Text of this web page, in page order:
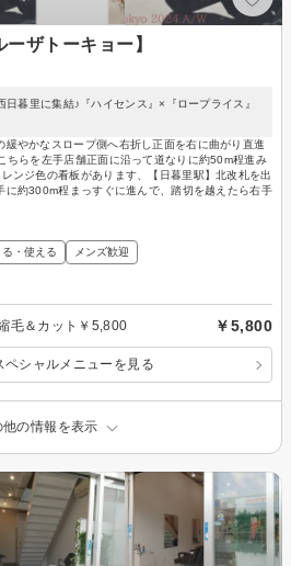
ザトーキョー】
暮里に集結♪『ハイセンス』×『ロープライス』
緩やかなスロープ側へ右折し正面を右に曲がり直進
ちらを左手店舗正面に沿って道なりに約50m程進み
ンジ色の看板があります、【日暮里駅】北改札を出
に約300m程まっすぐに進んで、踏切を越えたら右手
・使える メンズ歓迎
毛＆カット￥5,800 ￥5,800
ペシャルメニューを見る
他の情報を表示